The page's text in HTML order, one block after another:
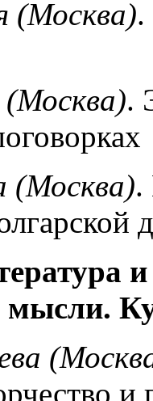
(Москва).
.
(Москва).
мысли.
и